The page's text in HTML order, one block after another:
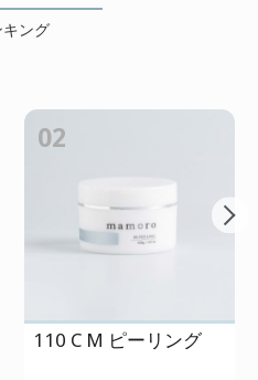
キング
02
110 C M ピーリング